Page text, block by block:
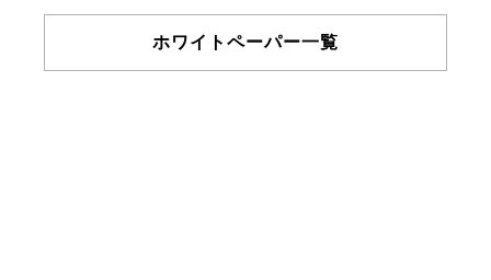
ホワイトペーパー一覧